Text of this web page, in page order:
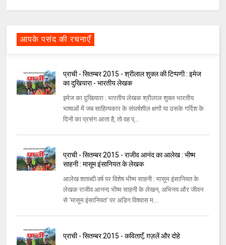
आपके पसंद की रचनाएँ
प्राची - सितम्बर 2015 - श्रीलाल शुक्ल की टिप्पणी : इमेज
का दुखियारा - भारतीय लेखक
इमेज का दुखियारा : भारतीय लेखक श्रीलाल शुक्ल भारतीय
भाषाओं में जब साहित्यकार के संघर्षशील क्षणों या उसके गर्दिश के
दिनों का प्रसंग आता है, तो वह प्...
प्राची - सितम्बर 2015 - राजीव आनंद का आलेख : भीष्म
साहनी : मासूम इंसानियत के लेखक
आलेख शताब्दी वर्ष पर विशेष भीष्म साहनी : मासूम इंसानियत के
लेखक राजीव आनन्द भीष्म साहनी के लेखन, अभिनय और जीवन
से ‘मासूम इंसानियत’ पर अडिग विश्वास म...
प्राची - सितम्बर 2015 - कविताएँ, ग़ज़लें और दोहे